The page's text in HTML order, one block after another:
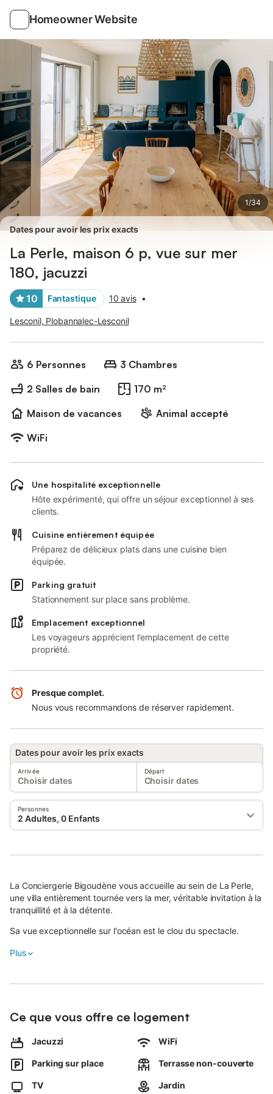
Homeowner Website
1/34
Photos Équipements Avis des voyageurs
Dates pour avoir les prix exacts
La Perle, maison 6 p, vue sur mer
180, jacuzzi
10 Fantastique 10 avis •
Lesconil, Plobannalec-Lesconil
6 Personnes
3 Chambres
2 Salles de bain
170 m²
Maison de vacances
Animal accepté
WiFi
Une hospitalité exceptionnelle
Hôte expérimenté, qui offre un séjour exceptionnel à ses
clients.
Cuisine entièrement équipée
Préparez de délicieux plats dans une cuisine bien
équipée.
Parking gratuit
Stationnement sur place sans problème.
Emplacement exceptionnel
Les voyageurs apprécient l’emplacement de cette
propriété.
Presque complet.
Nous vous recommandons de réserver rapidement.
Dates pour avoir les prix exacts
Arrivée
Choisir dates
Départ
Choisir dates
Personnes
2 Adultes, 0 Enfants
La Conciergerie Bigoudène vous accueille au sein de La Perle,
une villa entièrement tournée vers la mer, véritable invitation à la
tranquillité et à la détente.
Sa vue exceptionnelle sur l'océan est le clou du spectacle.
La maison dispose de 3 chambres, dont 2 avec vue mer, et peut
jacuzzi extérieur et son terrain de pétanque.
En été, profitez de la grande terrasse avec vue mer à 180°, des
magnifiques couchers de soleil, du spa extérieur et du terrain de
pétanque.
Pour les journées pluvieuses ou les soirées d'hiver, détendez-
Plus
Ce que vous offre ce logement
Jacuzzi WiFi
Parking sur place Terrasse non-couverte
TV Jardin